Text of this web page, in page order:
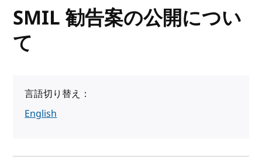
SMIL 勧告案の公開につい
て
言語切り替え：
English